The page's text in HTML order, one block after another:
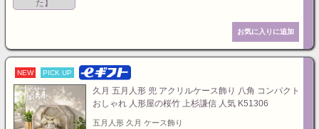
た】
NEW PICK UP
久月 五月人形 兜 アクリルケース飾り 八角 コンパクト
おしゃれ 人形屋の桜竹 上杉謙信 人気 K51306
五月人形 久月 ケース飾り